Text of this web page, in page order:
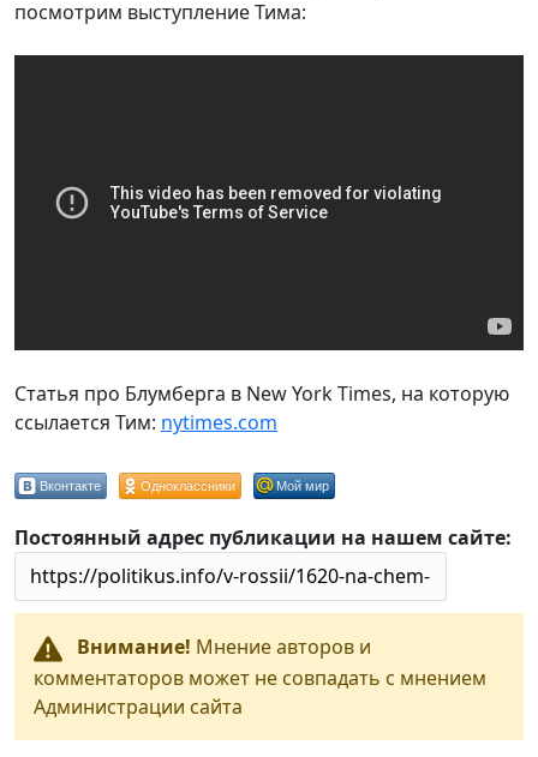
посмотрим выступление Тима:
Статья про Блумберга в New York Times, на которую
ссылается Тим: nytimes.com
Вконтакте Одноклассники Мой мир
Постоянный адрес публикации на нашем сайте:
Внимание! Мнение авторов и
комментаторов может не совпадать с мнением
Администрации сайта